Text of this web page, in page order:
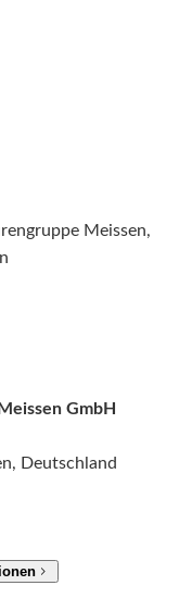
Meissen,
GmbH
Deutschland